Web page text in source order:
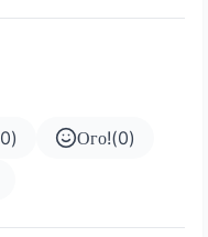
0) Ого!(0)